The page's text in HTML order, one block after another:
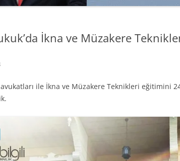
İkna ve Müzakere
ile İkna ve Müzakere Teknikleri eğitimini